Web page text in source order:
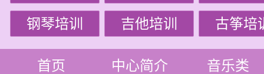
钢琴培训 吉他培训 古筝培
首页 中心简介 音乐类